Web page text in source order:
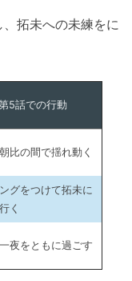
、拓未への未練をに
5話での行動
比の間で揺れ動く
グをつけて拓未に
く
夜をともに過ごす